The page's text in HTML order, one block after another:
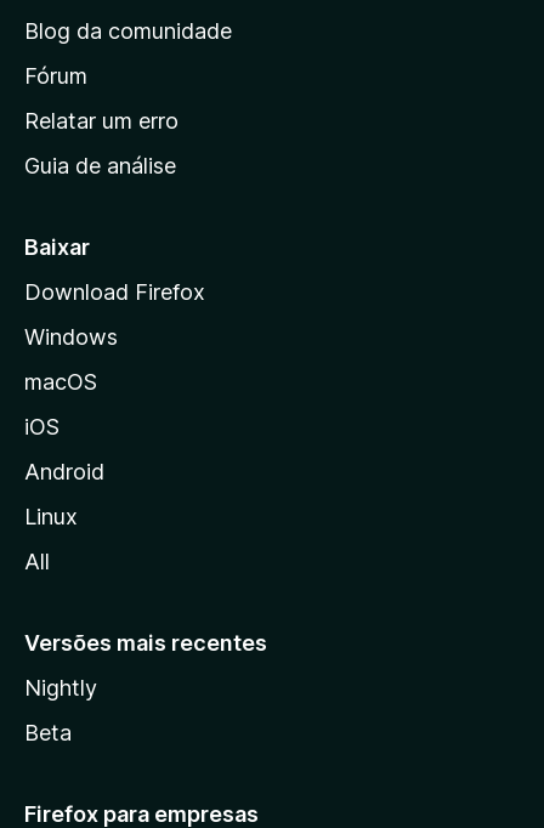
a
i
n
c
a
d
a
z
i
a
Blog da comunidade
Fórum
Relatar um erro
Guia de análise
Baixar
Download Firefox
Windows
macOS
iOS
Android
Linux
All
Versões mais recentes
Nightly
Beta
Firefox para empresas